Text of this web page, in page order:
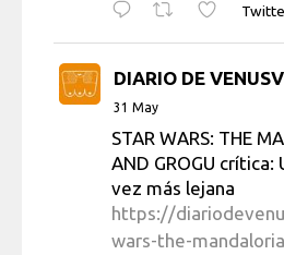
DIARIO DE
31 May
STAR WARS: THE
AND GROGU crítica:
vez más lejana
https://
wars-the-